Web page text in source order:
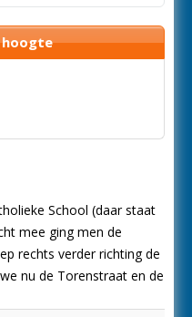
hoogte
School (daar staat
mee ging men de
rechts verder richting de
nu de Torenstraat en de